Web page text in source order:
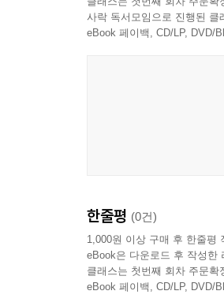
사락 독서모임으로 진행된
eBook 페이백, CD/LP, DVD/
한줄평 (0건)
1,000원 이상 구매 후 한줄평
eBook은 다운로드 후 작성한
클래스는 첫번째 회차 주문
eBook 페이백, CD/LP, DVD/